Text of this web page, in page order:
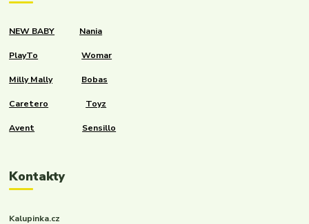
NEW BABY Nania
PlayTo Womar
Milly Mally Bobas
Caretero Toyz
Avent Sensillo
Kontakty
Kalupinka.cz